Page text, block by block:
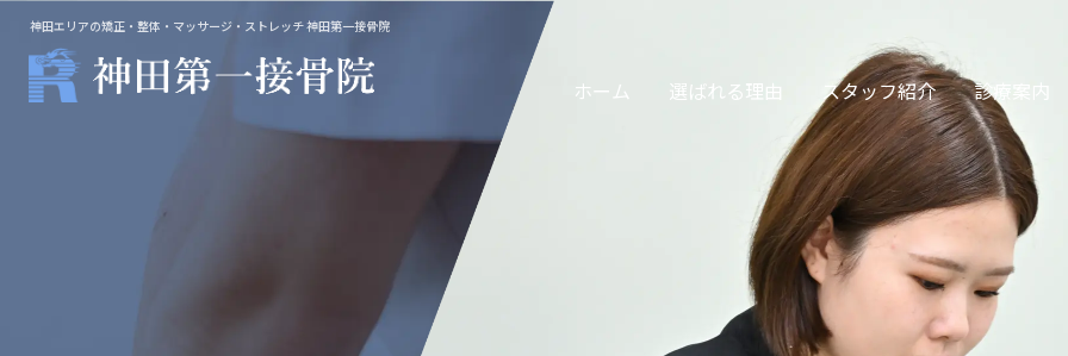
神田エリアの矯正・整体・マッサージ・ストレッチ 神田第一接骨院
ホーム 選ばれる理由 スタッフ紹介 診療案内
交通事故